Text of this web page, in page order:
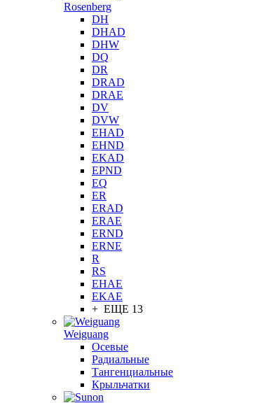
Rosenberg
DH
DHAD
DHW
DQ
DR
DRAD
DRAE
DV
DVW
EHAD
EHND
EKAD
EPND
EQ
ER
ERAD
ERAE
ERND
ERNE
R
RS
EHAE
EKAE
+ ЕЩЕ 13
Weiguang
Осевые
Радиальные
Тангенциальные
Крыльчатки